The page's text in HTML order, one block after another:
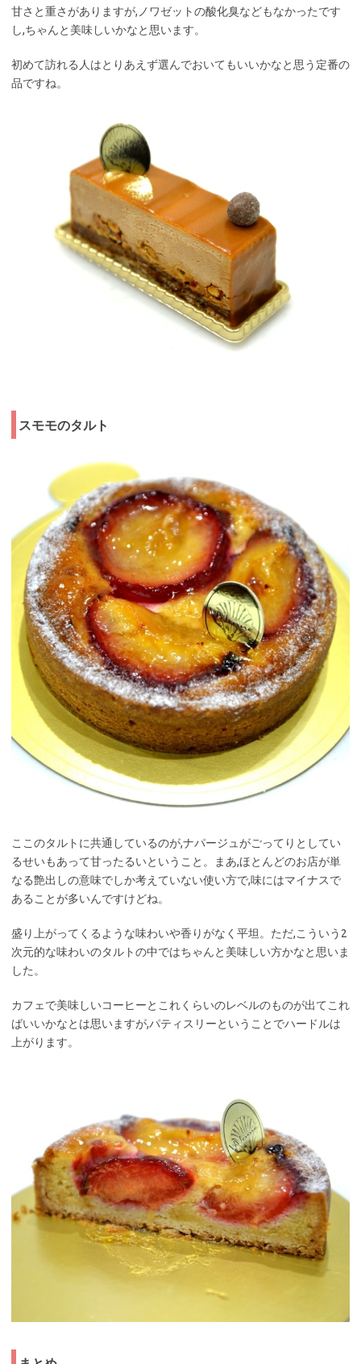
甘さと重さがありますが,ノワゼットの酸化臭などもなかったです
し,ちゃんと美味しいかなと思います。
初めて訪れる人はとりあえず選んでおいてもいいかなと思う定番の
品ですね。
スモモのタルト
ここのタルトに共通しているのが,ナパージュがごってりとしてい
るせいもあって甘ったるいということ。まあ,ほとんどのお店が単
なる艶出しの意味でしか考えていない使い方で,味にはマイナスで
あることが多いんですけどね。
盛り上がってくるような味わいや香りがなく平坦。ただ,こういう2
次元的な味わいのタルトの中ではちゃんと美味しい方かなと思いま
した。
カフェで美味しいコーヒーとこれくらいのレベルのものが出てこれ
ばいいかなとは思いますが,パティスリーということでハードルは
上がります。